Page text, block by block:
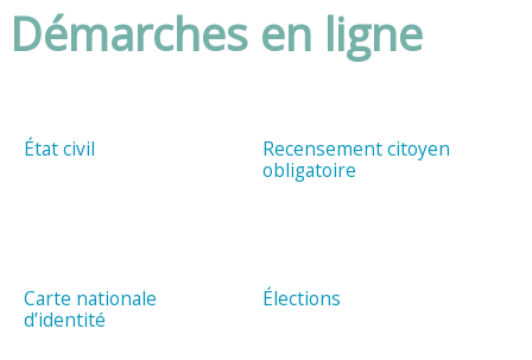
Démarches en ligne
État civil
Recensement citoyen
obligatoire
Carte nationale
d’identité
Élections